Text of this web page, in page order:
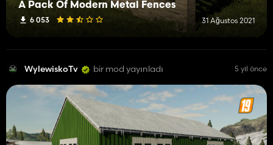
A Pack Of Modern Metal Fences
6 053 31 Ağustos 2021
WylewiskoTv bir mod yayınladı 5 yıl önce